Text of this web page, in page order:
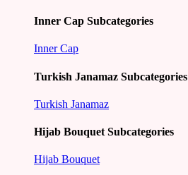
Inner Cap Subcategories
Inner Cap
Turkish Janamaz Subcategories
Turkish Janamaz
Hijab Bouquet Subcategories
Hijab Bouquet